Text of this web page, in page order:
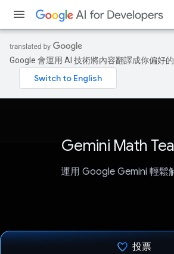
Google 會運用 AI 技術將內容翻譯成你偏好
Gemini Math
運用 Google Gemini 輕鬆
投票